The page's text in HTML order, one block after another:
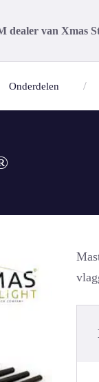
dealer van Xmas
Onderdelen